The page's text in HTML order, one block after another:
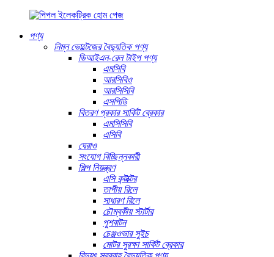
পণ্য
নিম্ন ভোল্টেজের বৈদ্যুতিক পণ্য
ডিআইএন-রেল টাইপ পণ্য
এমসিবি
আরসিবিও
আরসিসিবি
এসপিডি
বিতরণ প্রকার সার্কিট ব্রেকার
এমসিসিবি
এসিবি
ঘেরাও
সংযোগ বিচ্ছিন্নকারী
শিল্প নিয়ন্ত্রণ
এসি কন্টাক্টর
তাপীয় রিলে
সাধারণ রিলে
চৌম্বকীয় স্টার্টার
পুশবাটন
চেঞ্জওভার সুইচ
মোটর সুরক্ষা সার্কিট ব্রেকার